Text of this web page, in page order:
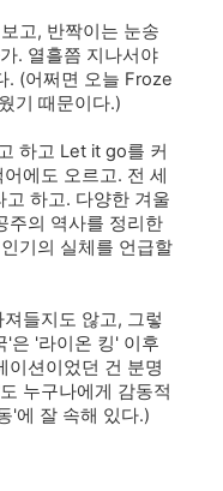
고, 반짝이는 눈송
. 열흘쯤 지나서야
. (어쩌면 오늘 Froze
기 때문이다.)
하고 Let it go를 커
에도 오르고. 전 세
하고. 다양한 겨울
주의 역사를 정리한
기의 실체를 언급할
들지도 않고, 그렇
'은 '라이온 킹' 이후
이션이었던 건 분명
누구나에게 감동적
'에 잘 속해 있다.)